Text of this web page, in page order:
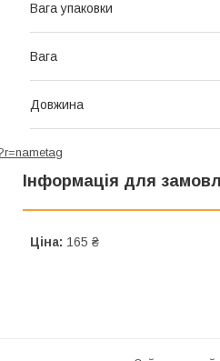
Вага упаковки
Вага
Довжина
Інформація для
Ціна: 165 ₴